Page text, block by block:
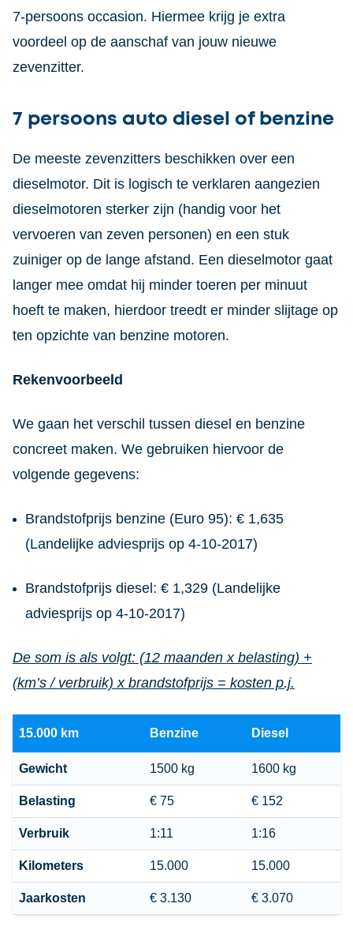
7-persoons occasion. Hiermee krijg je extra
voordeel op de aanschaf van jouw nieuwe
zevenzitter.
7 persoons auto diesel of benzine
De meeste zevenzitters beschikken over een
dieselmotor. Dit is logisch te verklaren aangezien
dieselmotoren sterker zijn (handig voor het
vervoeren van zeven personen) en een stuk
zuiniger op de lange afstand. Een dieselmotor gaat
langer mee omdat hij minder toeren per minuut
hoeft te maken, hierdoor treedt er minder slijtage op
ten opzichte van benzine motoren.
Rekenvoorbeeld
We gaan het verschil tussen diesel en benzine
concreet maken. We gebruiken hiervoor de
volgende gegevens:
Brandstofprijs benzine (Euro 95): € 1,635
(Landelijke adviesprijs op 4-10-2017)
Brandstofprijs diesel: € 1,329 (Landelijke
adviesprijs op 4-10-2017)
De som is als volgt: (12 maanden x belasting) +
(km’s / verbruik) x brandstofprijs = kosten p.j.
15.000 km Benzine Diesel
Gewicht 1500 kg 1600 kg
Belasting € 75 € 152
Verbruik 1:11 1:16
Kilometers 15.000 15.000
Jaarkosten € 3.130 € 3.070